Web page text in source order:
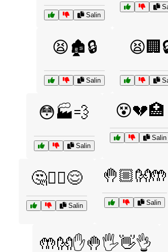
Salin
😫🏚️🔒
Salin
😳🏭💨
Salin
😵💔🏥
Salin
🤔🤷‍♀️😌
Salin
🤚🏼👐🤲
Salin
🤲👐✋🤚🖐️👋👌